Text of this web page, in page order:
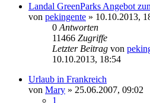
Landal GreenParks Angebot
von pekingente » 10.10.2013,
0 Antworten
11466 Zugriffe
Letzter Beitrag von
10.10.2013, 18:54
Urlaub in Frankreich
von Mary » 25.06.2007, 09:02
1